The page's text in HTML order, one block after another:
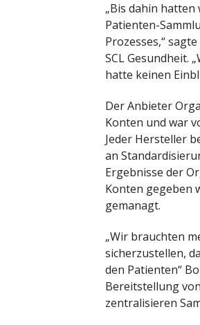
„Bis dahin
Patienten-
Prozesses,“
SCL Gesundheit.
hatte keinen
Der Anbieter
Konten und war
Jeder Hersteller
an
Ergebnisse der
Konten gegeben
gemanagt.
„Wir brauchten
sicherzustellen,
den Patienten“
Bereitstellung
zentralisieren